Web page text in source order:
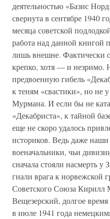
деятельностью «Базис
свернута в сентябре 1940
месяца советской
работа над данной книгой
лишь внешне. Фактически
крепко, хотя — и незримо.
предвоенную гибель
к теням «свастики», но не
Мурмана. И если бы не
«Декабриста», к тайной
еще не скоро удалось
историков. Ведь даже
военачальники, чьи
сначала стояли насмерть
гнали врага к норвежской
Советского Союза Кирилл
Вещезерский, долгое
в июле 1941 года